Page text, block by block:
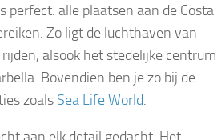
perfect: alle plaatsen aan de Costa
Zo ligt de luchthaven van
alsook het stedelijke centrum
Bovendien ben je zo bij de
zoals Sea Life World.